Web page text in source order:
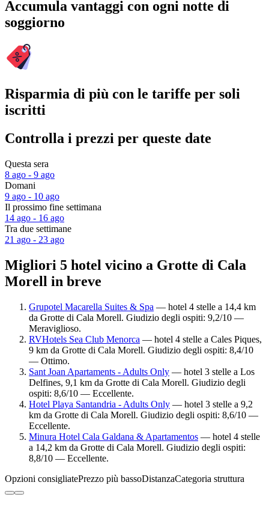
Accumula vantaggi con ogni notte di
soggiorno
Risparmia di più con le tariffe per soli
iscritti
Controlla i prezzi per queste date
Questa sera
8 ago - 9 ago
Domani
9 ago - 10 ago
Il prossimo fine settimana
14 ago - 16 ago
Tra due settimane
21 ago - 23 ago
Migliori 5 hotel vicino a Grotte di Cala
Morell in breve
Grupotel Macarella Suites & Spa — hotel 4 stelle a 14,4 km
da Grotte di Cala Morell. Giudizio degli ospiti: 9,2/10 —
Meraviglioso.
RVHotels Sea Club Menorca — hotel 4 stelle a Cales Piques,
9 km da Grotte di Cala Morell. Giudizio degli ospiti: 8,4/10
— Ottimo.
Sant Joan Apartaments - Adults Only — hotel 3 stelle a Los
Delfines, 9,1 km da Grotte di Cala Morell. Giudizio degli
ospiti: 8,6/10 — Eccellente.
Hotel Playa Santandria - Adults Only — hotel 3 stelle a 9,2
km da Grotte di Cala Morell. Giudizio degli ospiti: 8,6/10 —
Eccellente.
Minura Hotel Cala Galdana & Apartamentos — hotel 4 stelle
a 14,2 km da Grotte di Cala Morell. Giudizio degli ospiti:
8,8/10 — Eccellente.
Opzioni consigliatePrezzo più bassoDistanzaCategoria struttura